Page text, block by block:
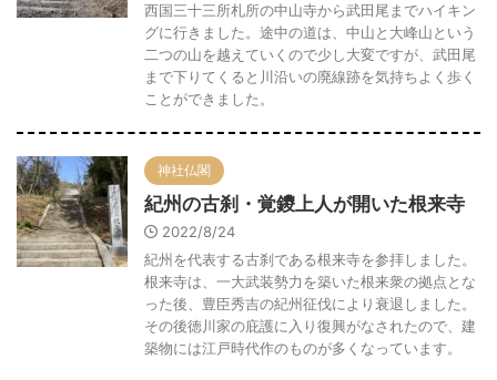
西国三十三所札所の中山寺から武田尾までハイキン
グに行きました。途中の道は、中山と大峰山という
二つの山を越えていくので少し大変ですが、武田尾
まで下りてくると川沿いの廃線跡を気持ちよく歩く
ことができました。
神社仏閣
紀州の古刹・覚鑁上人が開いた根来寺
2022/8/24
紀州を代表する古刹である根来寺を参拝しました。
根来寺は、一大武装勢力を築いた根来衆の拠点とな
った後、豊臣秀吉の紀州征伐により衰退しました。
その後徳川家の庇護に入り復興がなされたので、建
築物には江戸時代作のものが多くなっています。